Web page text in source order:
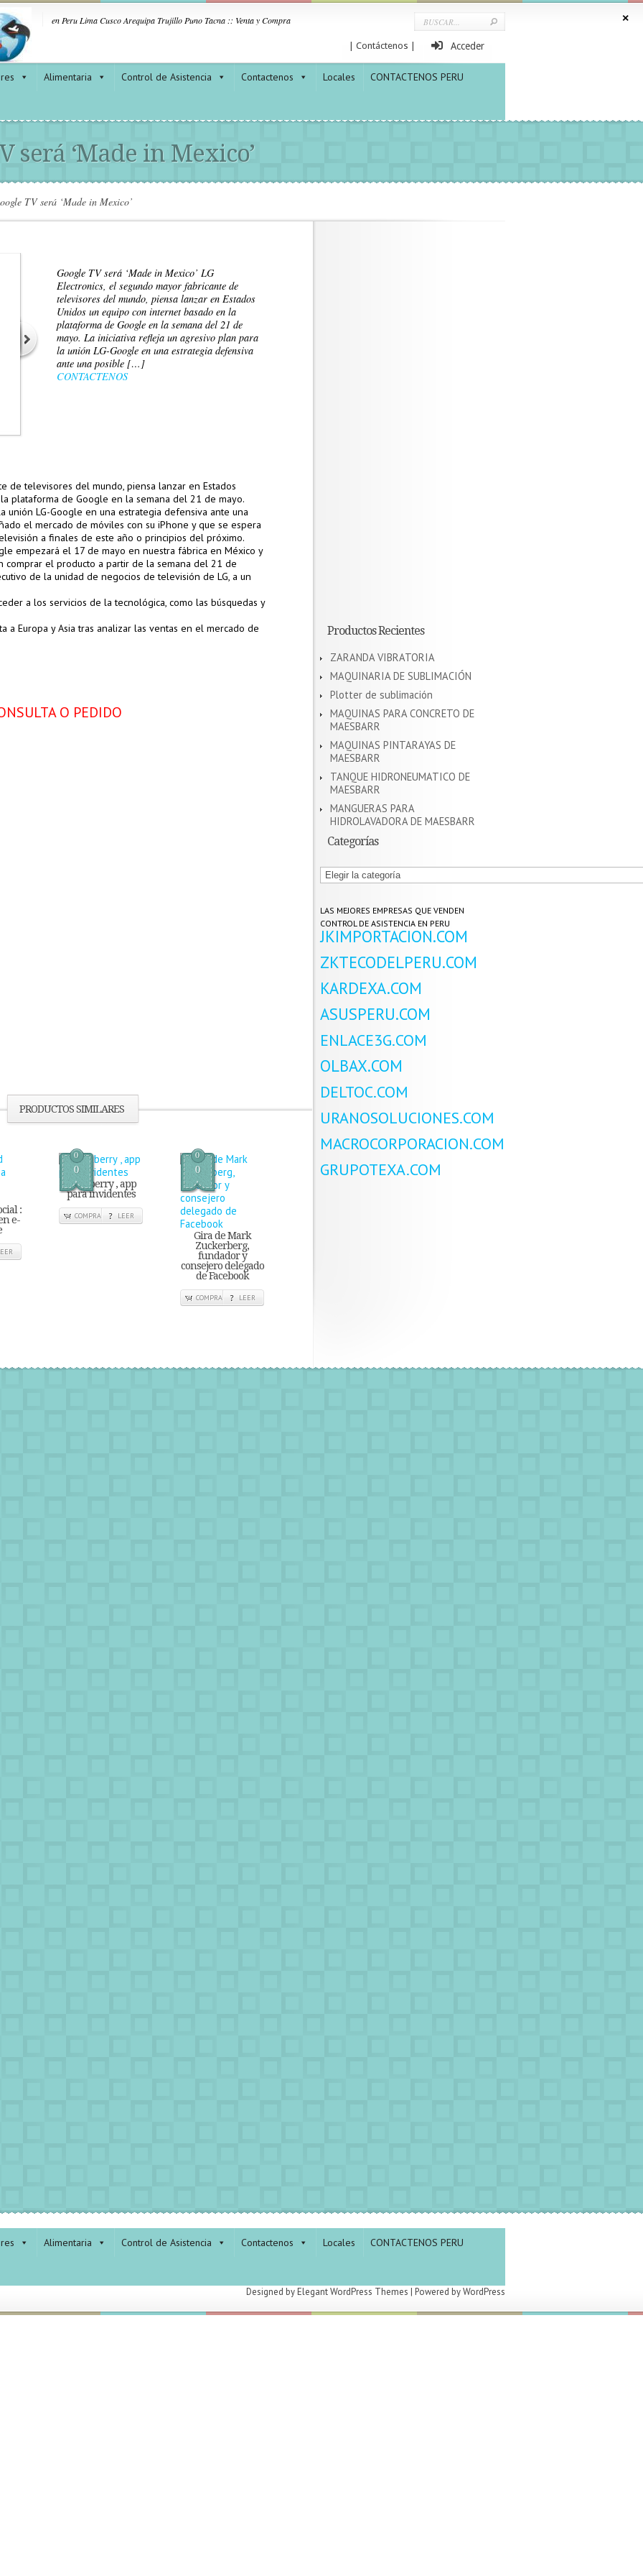
en Peru Lima Cusco Arequipa Trujillo Puno Tacna :: Venta y Compra
| Contáctenos | Acceder
Alimentaria Control de Asistencia Contactenos Locales CONTACTENOS PERU
será ‘Made in Mexico’
TV será ‘Made in Mexico’
Google TV será ‘Made in Mexico’ LG
Electronics, el segundo mayor fabricante de
televisores del mundo, piensa lanzar en Estados
Unidos un equipo con internet basado en la
plataforma de Google en la semana del 21 de
mayo. La iniciativa refleja un agresivo plan para
la unión LG-Google en una estrategia defensiva
ante una posible […]
CONTACTENOS
de televisores del mundo, piensa lanzar en Estados
plataforma de Google en la semana del 21 de mayo.
unión LG-Google en una estrategia defensiva ante una
el mercado de móviles con su iPhone y que se espera
a finales de este año o principios del próximo.
empezará el 17 de mayo en nuestra fábrica en México y
comprar el producto a partir de la semana del 21 de
de la unidad de negocios de televisión de LG, a un
a los servicios de la tecnológica, como las búsquedas y
a Europa y Asia tras analizar las ventas en el mercado de
O PEDIDO
PRODUCTOS SIMILARES
:
e-
0
0
Blackberry , app
para invidentes
COMPRA LEER
0
0
Gira de Mark
Zuckerberg,
fundador y
consejero delegado
de Facebook
COMPRA LEER
Productos Recientes
ZARANDA VIBRATORIA
MAQUINARIA DE SUBLIMACIÓN
Plotter de sublimación
MAQUINAS PARA CONCRETO DE
MAESBARR
MAQUINAS PINTARAYAS DE
MAESBARR
TANQUE HIDRONEUMATICO DE
MAESBARR
MANGUERAS PARA
HIDROLAVADORA DE MAESBARR
Categorías
Categorías
LAS MEJORES EMPRESAS QUE VENDEN
CONTROL DE ASISTENCIA EN PERU
JKIMPORTACION.COM
ZKTECODELPERU.COM
KARDEXA.COM
ASUSPERU.COM
ENLACE3G.COM
OLBAX.COM
DELTOC.COM
URANOSOLUCIONES.COM
MACROCORPORACION.COM
GRUPOTEXA.COM
Alimentaria Control de Asistencia Contactenos Locales CONTACTENOS PERU
Designed byElegant WordPress Themes | Powered byWordPress